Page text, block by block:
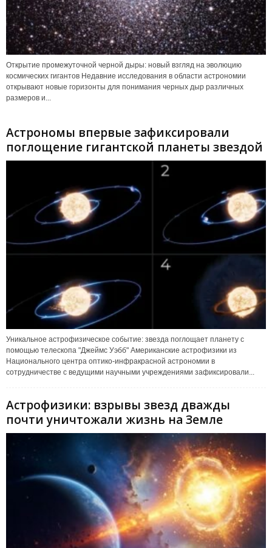
Открытие промежуточной черной дыры: новый взгляд на эволюцию
космических гигантов Недавние исследования в области астрономии
открывают новые горизонты для понимания черных дыр различных
размеров и...
Астрономы впервые зафиксировали
поглощение гигантской планеты звездой
Уникальное астрофизическое событие: звезда поглощает планету с
помощью телескопа "Джеймс Уэбб" Американские астрофизики из
Национального центра оптико-инфракрасной астрономии в
сотрудничестве с ведущими научными учреждениями зафиксировали...
Астрофизики: взрывы звезд дважды
почти уничтожали жизнь на Земле